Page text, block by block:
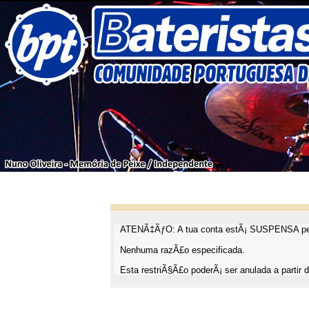
ATENÃ‡ÃƒO: A tua conta estÃ¡ SUSPENSA
Nenhuma razÃ£o especificada.
Esta restriÃ§Ã£o poderÃ¡ ser anulada a partir